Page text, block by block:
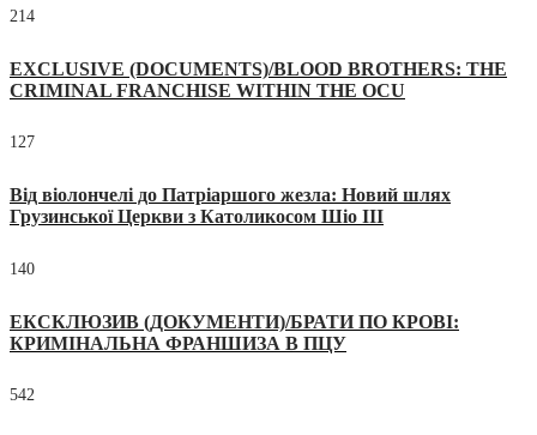
214
EXCLUSIVE (DOCUMENTS)/BLOOD BROTHERS: THE
CRIMINAL FRANCHISE WITHIN THE OCU
127
Від віолончелі до Патріаршого жезла: Новий шлях
Грузинської Церкви з Католикосом Шіо III
140
ЕКСКЛЮЗИВ (ДОКУМЕНТИ)/БРАТИ ПО КРОВІ:
КРИМІНАЛЬНА ФРАНШИЗА В ПЦУ
542